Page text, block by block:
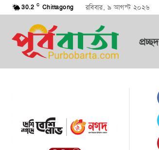
30.2 C Chittagong রবিবার, ৯ আগস্ট ২০২৬
প্রচ্ছদ